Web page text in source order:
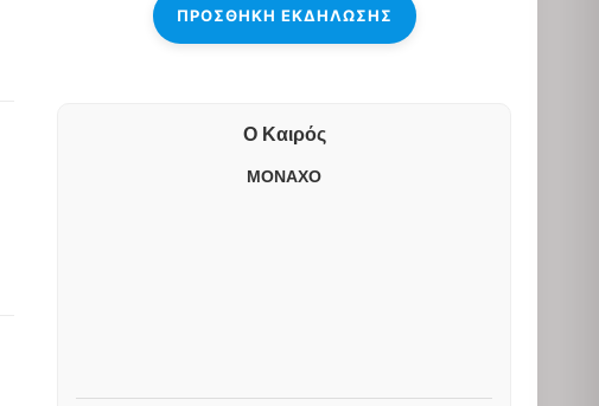
ΠΡΟΣΘΉΚΗ ΕΚΔΉΛΩΣΗΣ
Ο Καιρός
ΜΟΝΑΧΟ